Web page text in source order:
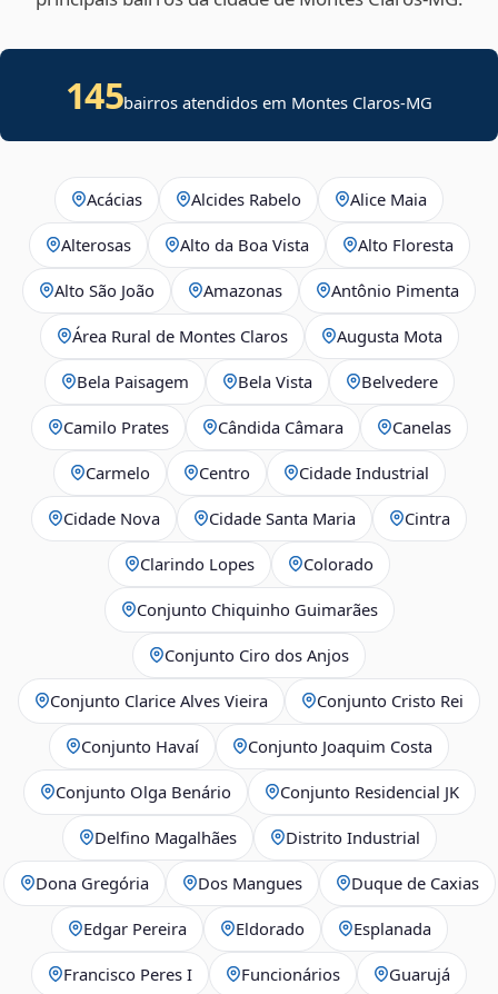
145bairros atendidos em Montes Claros-MG
Acácias Alcides Rabelo Alice Maia
Alterosas Alto da Boa Vista Alto Floresta
Alto São João Amazonas Antônio Pimenta
Área Rural de Montes Claros Augusta Mota
Bela Paisagem Bela Vista Belvedere
Camilo Prates Cândida Câmara Canelas
Carmelo Centro Cidade Industrial
Cidade Nova Cidade Santa Maria Cintra
Clarindo Lopes Colorado
Conjunto Chiquinho Guimarães
Conjunto Ciro dos Anjos
Conjunto Clarice Alves Vieira Conjunto Cristo Rei
Conjunto Havaí Conjunto Joaquim Costa
Conjunto Olga Benário Conjunto Residencial JK
Delfino Magalhães Distrito Industrial
Dona Gregória Dos Mangues Duque de Caxias
Edgar Pereira Eldorado Esplanada
Francisco Peres I Funcionários Guarujá